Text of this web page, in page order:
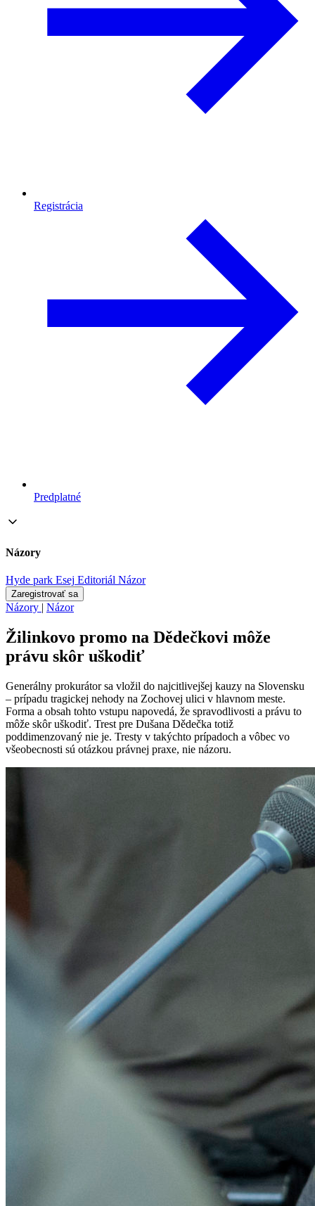
Registrácia
Predplatné
Názory
Hyde park Esej Editoriál Názor
Zaregistrovať sa
Názory | Názor
Žilinkovo promo na Dědečkovi môže
právu skôr uškodiť
Generálny prokurátor sa vložil do najcitlivejšej kauzy na Slovensku
– prípadu tragickej nehody na Zochovej ulici v hlavnom meste.
Forma a obsah tohto vstupu napovedá, že spravodlivosti a právu to
môže skôr uškodiť. Trest pre Dušana Dědečka totiž
poddimenzovaný nie je. Tresty v takýchto prípadoch a vôbec vo
všeobecnosti sú otázkou právnej praxe, nie názoru.